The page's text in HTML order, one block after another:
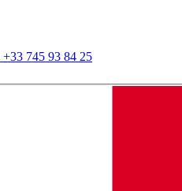
+33 745 93 84 25